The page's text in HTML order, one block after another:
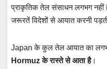
प्राकृतिक तेल संसाधन लगभग नहीं
जरूरतें विदेशों से आयात करनी
Japan के कुल तेल आयात का
Hormuz के रास्ते से आता है।